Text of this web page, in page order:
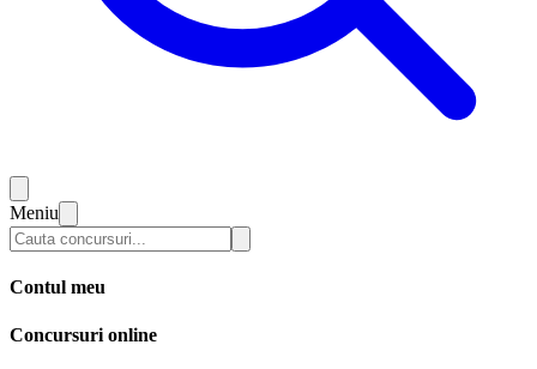
Meniu
Contul meu
Concursuri online